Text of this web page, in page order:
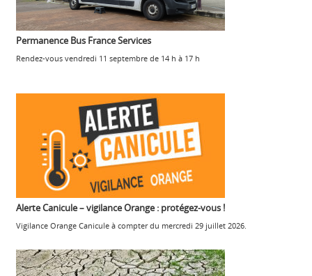
Permanence Bus France Services
Rendez-vous vendredi 11 septembre de 14 h à 17 h
Alerte Canicule – vigilance Orange : protégez-vous !
Vigilance Orange Canicule à compter du mercredi 29 juillet 2026.